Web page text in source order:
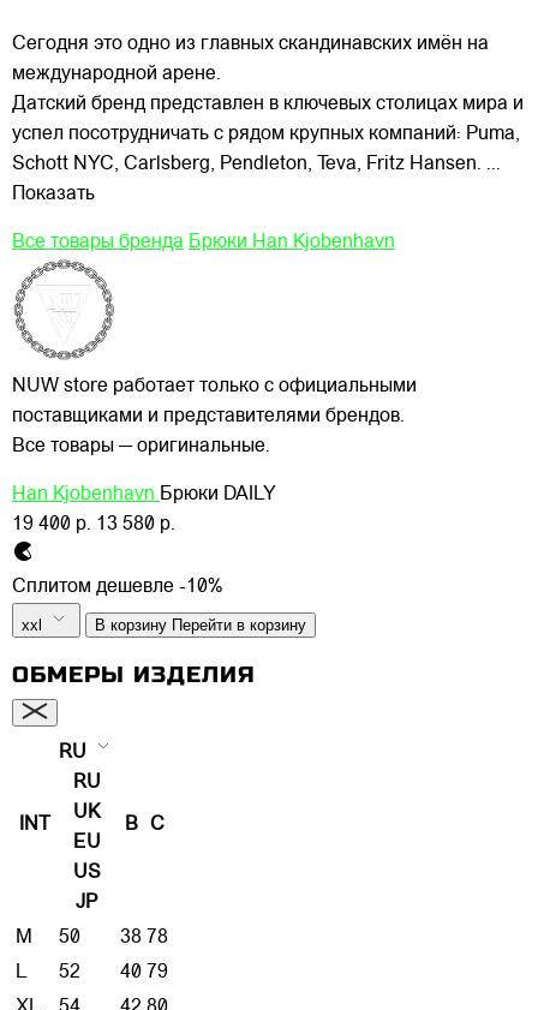
Сегодня это одно из главных скандинавских имён на
международной арене.
Датский бренд представлен в ключевых столицах мира и
успел посотрудничать с рядом крупных компаний: Puma,
Schott NYC, Carlsberg, Pendleton, Teva, Fritz Hansen. ...
Показать
Все товары бренда Брюки Han Kjobenhavn
NUW store работает только с официальными
поставщиками и представителями брендов.
Все товары — оригинальные.
Han Kjobenhavn Брюки DAILY
19 400 р. 13 580 р.
Сплитом дешевле -10%
xxl В корзину Перейти в корзину
ОБМЕРЫ ИЗДЕЛИЯ
INT
RU
RU
UK
EU
US
JP
B C
M 50 38 78
L
52 40 79